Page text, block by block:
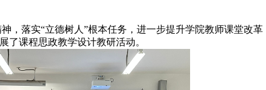
落实“立德树人”根本任务，进一步提升学院教师课堂改革
了课程思政教学设计教研活动。